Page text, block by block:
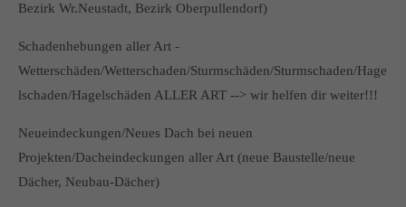
Bezirk Wr.Neustadt, Bezirk Oberpullendorf)
Schadenhebungen aller Art -
Wetterschäden/Wetterschaden/Sturmschäden/Sturmschaden/Hage
lschaden/Hagelschäden ALLER ART --> wir helfen dir weiter!!!
Neueindeckungen/Neues Dach bei neuen
Projekten/Dacheindeckungen aller Art (neue Baustelle/neue
Dächer, Neubau-Dächer)